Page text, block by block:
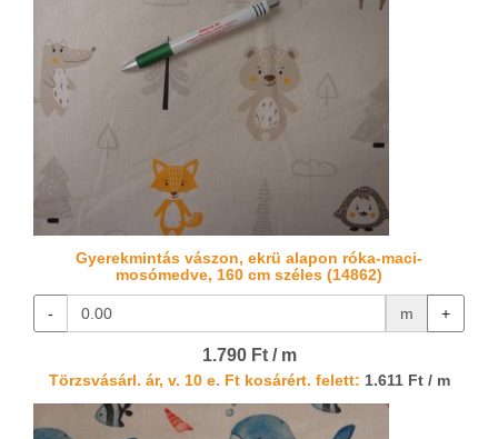
Gyerekmintás vászon, ekrü alapon róka-maci-
mosómedve, 160 cm széles (14862)
- m +
1.790 Ft / m
Törzsvásárl. ár, v. 10 e. Ft kosárért. felett: 1.611 Ft / m